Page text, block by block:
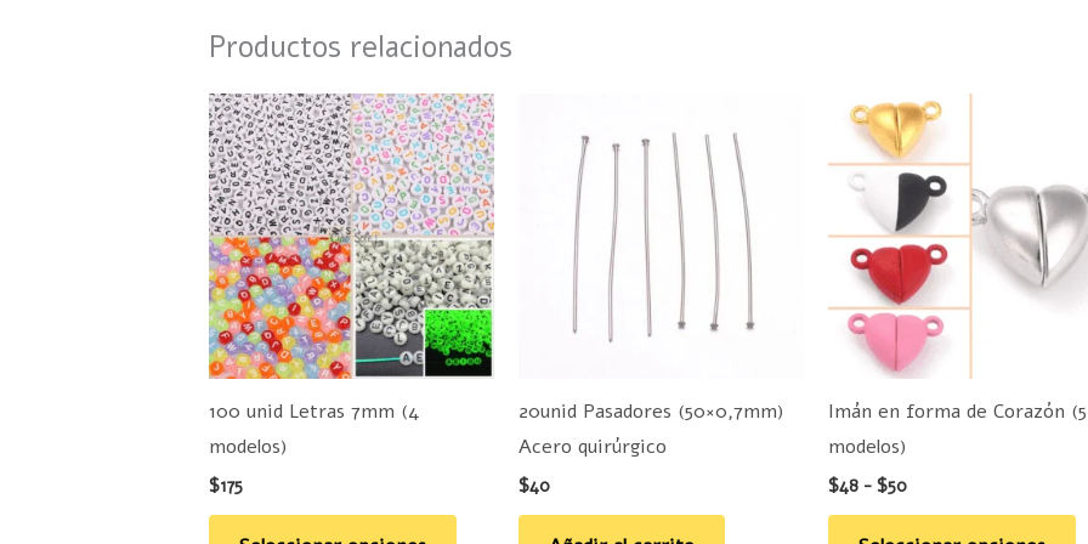
Productos relacionados
100 unid Letras 7mm (4
modelos)
$175
Este
producto
tiene
múltiples
variantes.
Las
opciones
se
20unid Pasadores (50×0,7mm)
Acero quirúrgico
$40
Imán en forma de Corazón (5
modelos)
$48 - $50
Rango
de
precios:
desde
$48
hasta
$50